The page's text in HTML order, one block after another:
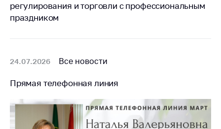
регулирования и торговли с профессиональным
праздником
24.07.2026 Все новости
Прямая телефонная линия